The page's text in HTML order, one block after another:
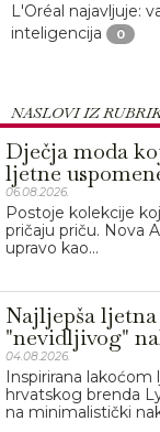
L'Oréal najavljuje:
inteligencija
0
NASLOVI IZ
Dječja moda
ljetne
06.08.2026.
Postoje kolekcije
pričaju priču. Nova
upravo kao...
Najljepša
"nevidljivog"
04.08.2026.
Inspirirana lakoćom
hrvatskog brenda
na minimalistički